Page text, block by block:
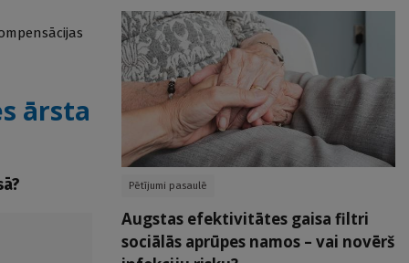
ārsta
Pētījumi pasaulē
Augstas efektivitātes gaisa filtri
sociālās aprūpes namos – vai novērš